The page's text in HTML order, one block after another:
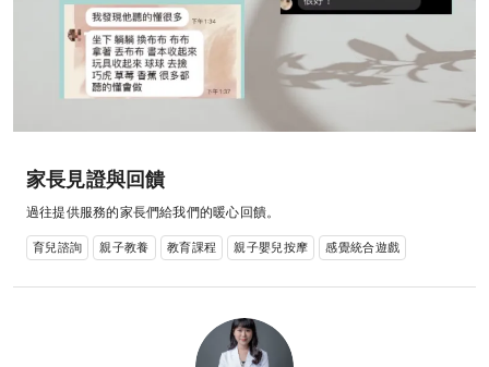
家長見證與回饋
過往提供服務的家長們給我們的暖心回饋。
育兒諮詢 親子教養 教育課程 親子嬰兒按摩 感覺統合遊戲